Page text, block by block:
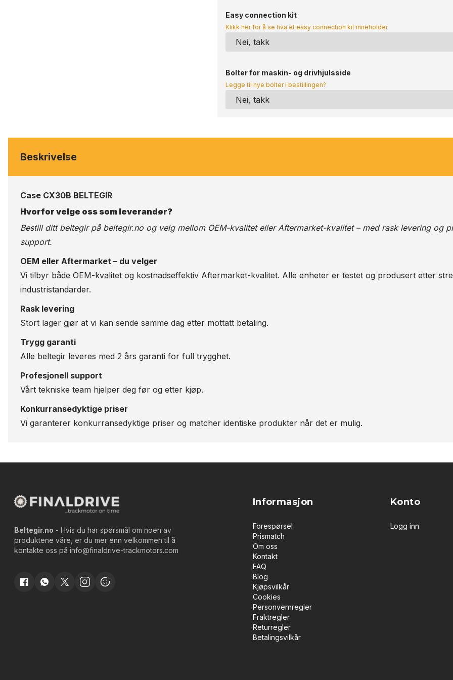
Easy connection kit
Klikk her for å se hva et easy connection kit inneholder
Bolter for maskin- og drivhjulsside
Legge til nye bolter i bestillingen?
Beskrivelse
Case CX30B BELTEGIR
Hvorfor velge oss som leverandør?
Bestill ditt beltegir på beltegir.no og velg mellom OEM-kvalitet eller Aftermarket-kvalitet – med rask levering og
support.
OEM eller Aftermarket – du velger
Vi tilbyr både OEM-kvalitet og kostnadseffektiv Aftermarket-kvalitet. Alle enheter er testet og produsert etter
industristandarder.
Rask levering
Stort lager gjør at vi kan sende samme dag etter mottatt betaling.
Trygg garanti
Alle beltegir leveres med 2 års garanti for full trygghet.
Profesjonell support
Vårt tekniske team hjelper deg før og etter kjøp.
Konkurransedyktige priser
Vi garanterer konkurransedyktige priser og matcher identiske produkter når det er mulig.
Beltegir.no - Hvis du har spørsmål om noen av
produktene våre, er du mer enn velkommen til å
kontakte oss på info@finaldrive-trackmotors.com
Informasjon
Forespørsel
Prismatch
Om oss
Kontakt
FAQ
Blog
Kjøpsvilkår
Cookies
Personvernregler
Fraktregler
Returregler
Betalingsvilkår
Konto
Logg inn